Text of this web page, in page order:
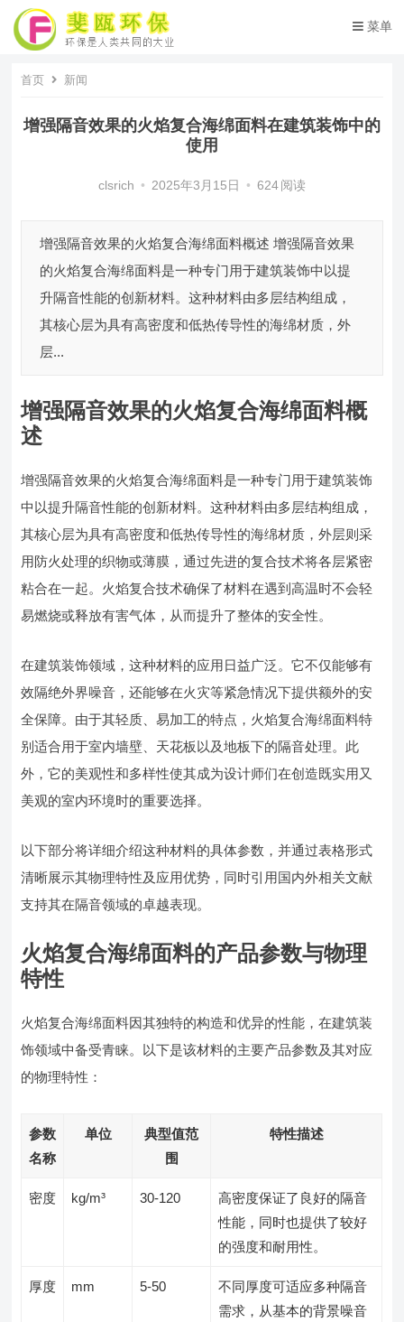
菜单
首页 新闻
增强隔音效果的火焰复合海绵面料在建筑装饰中的
使用
clsrich • 2025年3月15日 • 624 阅读
增强隔音效果的火焰复合海绵面料概述 增强隔音效果
的火焰复合海绵面料是一种专门用于建筑装饰中以提
升隔音性能的创新材料。这种材料由多层结构组成，
其核心层为具有高密度和低热传导性的海绵材质，外
层...
增强隔音效果的火焰复合海绵面料概
述
增强隔音效果的火焰复合海绵面料是一种专门用于建筑装饰
中以提升隔音性能的创新材料。这种材料由多层结构组成，
其核心层为具有高密度和低热传导性的海绵材质，外层则采
用防火处理的织物或薄膜，通过先进的复合技术将各层紧密
粘合在一起。火焰复合技术确保了材料在遇到高温时不会轻
易燃烧或释放有害气体，从而提升了整体的安全性。
在建筑装饰领域，这种材料的应用日益广泛。它不仅能够有
效隔绝外界噪音，还能够在火灾等紧急情况下提供额外的安
全保障。由于其轻质、易加工的特点，火焰复合海绵面料特
别适合用于室内墙壁、天花板以及地板下的隔音处理。此
外，它的美观性和多样性使其成为设计师们在创造既实用又
美观的室内环境时的重要选择。
以下部分将详细介绍这种材料的具体参数，并通过表格形式
清晰展示其物理特性及应用优势，同时引用国内外相关文献
支持其在隔音领域的卓越表现。
火焰复合海绵面料的产品参数与物理
特性
火焰复合海绵面料因其独特的构造和优异的性能，在建筑装
饰领域中备受青睐。以下是该材料的主要产品参数及其对应
的物理特性：
参数
名称
单位
典型值范
围
特性描述
密度 kg/m³ 30-120
高密度保证了良好的隔音
性能，同时也提供了较好
的强度和耐用性。
厚度 mm 5-50
不同厚度可适应多种隔音
需求，从基本的背景噪音